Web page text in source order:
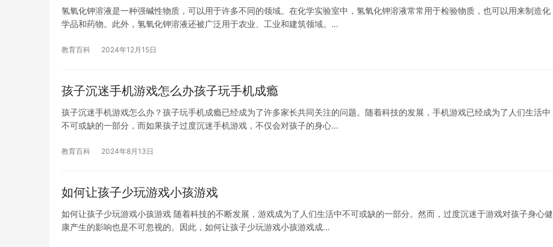
氢氧化钾溶液是一种强碱性物质，可以用于许多不同的领域。在化学实验室中，氢氧化钾溶液常常用于检验物质，也可以用来制造化
学品和药物。此外，氢氧化钾溶液还被广泛用于农业、工业和建筑领域。…
教育百科 2024年12月15日
孩子沉迷手机游戏怎么办孩子玩手机成瘾
孩子沉迷手机游戏怎么办？孩子玩手机成瘾已经成为了许多家长共同关注的问题。随着科技的发展，手机游戏已经成为了人们生活中
不可或缺的一部分，而如果孩子过度沉迷手机游戏，不仅会对孩子的身心…
教育百科 2024年8月13日
如何让孩子少玩游戏小孩游戏
如何让孩子少玩游戏小孩游戏 随着科技的不断发展，游戏成为了人们生活中不可或缺的一部分。然而，过度沉迷于游戏对孩子身心健
康产生的影响也是不可忽视的。因此，如何让孩子少玩游戏小孩游戏成…